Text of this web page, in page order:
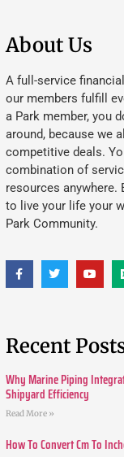
About Us
A full-service
our members fulfill
a Park member, you
around, because we
competitive deals.
combination of
resources anywhere.
to live your life your
Park Community.
Recent
Why Marine Piping
Shipyard Efficiency
Read More »
How To Convert Cm To